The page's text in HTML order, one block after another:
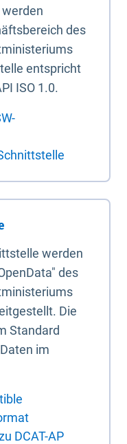
werden
des
entspricht
ISO 1.0.
werden
des
Die
Standard
im
DCAT-AP